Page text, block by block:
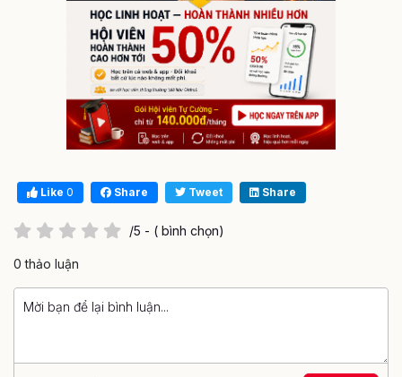
Like 0 Share Tweet Share
/5 - ( bình chọn)
0 thảo luận